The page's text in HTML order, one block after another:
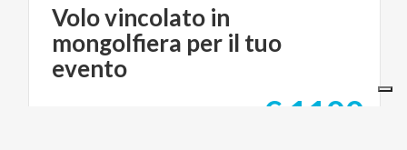
Volo vincolato in
mongolfiera per il tuo
evento
€ 1100